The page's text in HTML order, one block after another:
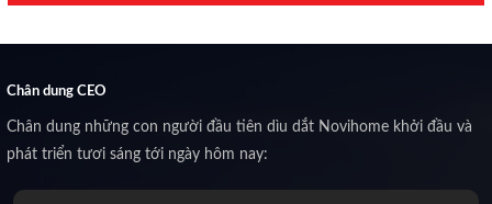
Chân dung CEO
Chân dung những con người đầu tiên dìu dắt Novihome khởi đầu và
phát triển tươi sáng tới ngày hôm nay: